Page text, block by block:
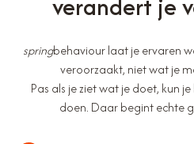
verandert je
springbehaviour laat je ervaren
veroorzaakt, niet wat je
Pas als je ziet wat je doet, kun
doen. Daar begint echte